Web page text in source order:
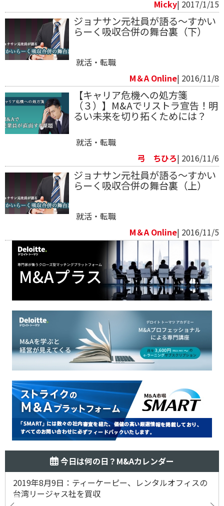
Micky| 2017/1/15
ジョナサン元社員が語る～すかい
らーく吸収合併の舞台裏（下）
就活・転職
M＆A Online| 2016/11/8
【キャリア危機への処方箋
（３）】M&Aでリストラ宣告！明
るい未来を切り拓くためには？
就活・転職
弓 ちひろ| 2016/11/6
ジョナサン元社員が語る～すかい
らーく吸収合併の舞台裏（上）
就活・転職
M＆A Online| 2016/11/5
今日は何の日？M&Aカレンダー
2019年8月9日：ティーケーピー、レンタルオフィスの
台湾リージャス社を買収